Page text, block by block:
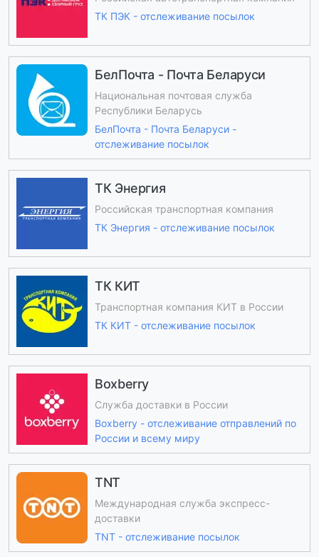
ТК ПЭК - отслеживание посылок
БелПочта - Почта Беларуси
Национальная почтовая служба
Республики Беларусь
БелПочта - Почта Беларуси -
отслеживание посылок
ТК Энергия
Российская транспортная компания
ТК Энергия - отслеживание посылок
ТК КИТ
Транспортная компания КИТ в России
ТК КИТ - отслеживание посылок
Boxberry
Служба доставки в России
Boxberry - отслеживание отправлений по
России и всему миру
TNT
Международная служба экспресс-
доставки
TNT - отслеживание посылок